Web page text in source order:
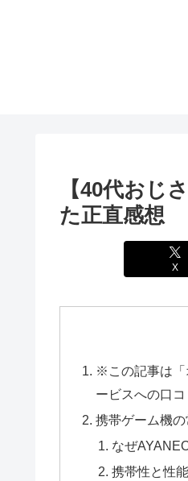
【40代おじ
た正直感想
X
※この記事は「
ービスへの口コ
携帯ゲーム機
なぜ
携帯性と性